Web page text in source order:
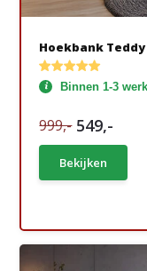
Hoekbank
Binnen 1-3
999,- 549,-
Bekijken